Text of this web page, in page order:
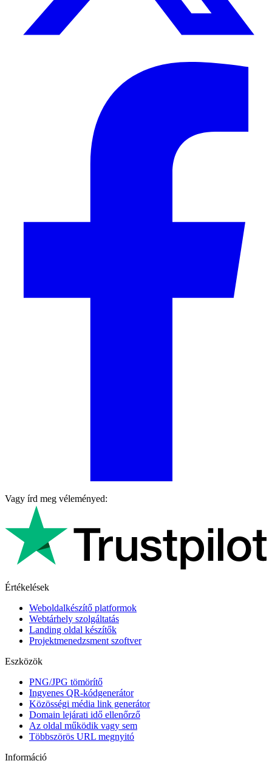
Vagy írd meg véleményed:
Értékelések
Weboldalkészítő platformok
Webtárhely szolgáltatás
Landing oldal készítők
Projektmenedzsment szoftver
Eszközök
PNG/JPG tömörítő
Ingyenes QR-kódgenerátor
Közösségi média link generátor
Domain lejárati idő ellenőrző
Az oldal működik vagy sem
Többszörös URL megnyitó
Információ